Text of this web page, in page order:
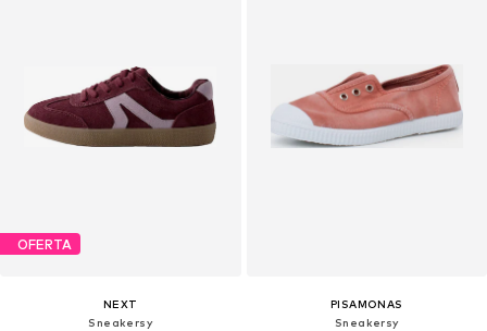
OFERTA
NEXT
Sneakersy
PISAMONAS
Sneakersy